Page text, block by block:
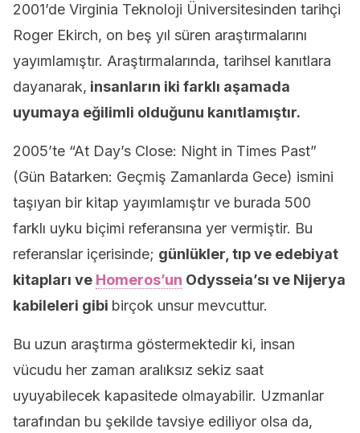
2001’de Virginia Teknoloji Üniversitesinden tarihçi
Roger Ekirch, on beş yıl süren araştırmalarını
yayımlamıştır. Araştırmalarında, tarihsel kanıtlara
dayanarak, insanların iki farklı aşamada
uyumaya eğilimli olduğunu kanıtlamıştır.
2005’te “At Day’s Close: Night in Times Past”
(Gün Batarken: Geçmiş Zamanlarda Gece) ismini
taşıyan bir kitap yayımlamıştır ve burada 500
farklı uyku biçimi referansına yer vermiştir. Bu
referanslar içerisinde; günlükler, tıp ve edebiyat
kitapları ve Homeros’un Odysseia’sı ve Nijerya
kabileleri gibi birçok unsur mevcuttur.
Bu uzun araştırma göstermektedir ki, insan
vücudu her zaman aralıksız sekiz saat
uyuyabilecek kapasitede olmayabilir. Uzmanlar
tarafından bu şekilde tavsiye ediliyor olsa da,